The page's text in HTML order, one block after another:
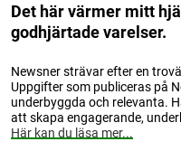
Det här värmer mitt
godhjärtade varelser.
Newsner strävar efter en
Uppgifter som publiceras på
underbyggda och relevanta.
att skapa engagerande,
Här kan du läsa mer...